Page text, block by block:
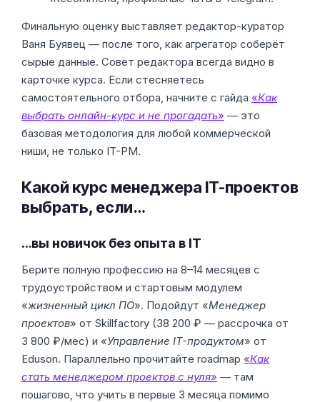
Финальную оценку выставляет редактор-куратор
Ваня Буявец — после того, как агрегатор соберёт
сырые данные. Совет редактора всегда видно в
карточке курса. Если стесняетесь
самостоятельного отбора, начните с гайда «Как
выбрать онлайн-курс и не прогадать» — это
базовая методология для любой коммерческой
ниши, не только IT-PM.
Какой курс менеджера IT-проектов
выбрать, если…
…вы новичок без опыта в IT
Берите полную профессию на 8–14 месяцев с
трудоустройством и стартовым модулем
«жизненный цикл ПО». Подойдут «Менеджер
проектов» от Skillfactory (38 200 ₽ — рассрочка от
3 800 ₽/мес) и «Управление IT-продуктом» от
Eduson. Параллельно прочитайте roadmap «Как
стать менеджером проектов с нуля» — там
пошагово, что учить в первые 3 месяца помимо